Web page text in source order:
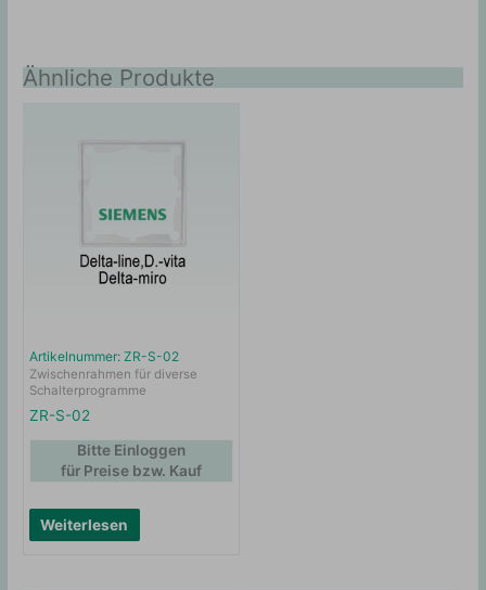
Ähnliche Produkte
Artikelnummer: ZR-S-02
Zwischenrahmen für diverse
Schalterprogramme
ZR-S-02
Weiterlesen
Bitte Einloggen
für Preise bzw. Kauf